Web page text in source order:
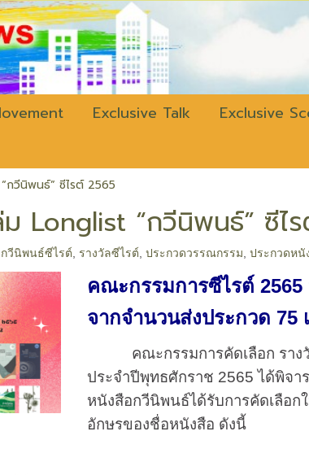
Exclusive Talk Exclusive
กวีนิพนธ์” ซีไรต์ 2565
ม Longlist “กวีนิพนธ์” ซีไ
กวีนิพนธ์ซีไรต์ รางวัลซีไรต์ ,ประกวดวรรณกรรม ,ประกวดหนั
คณะกรรมการซีไรต์
จากจำนวนส่งประกวด 75
คณะกรรมการคัดเลือก รางวัล
ประจำปีพุทธศักราช 2565 ได้พิจ
หนังสือกวีนิพนธ์ได้รับการคัดเลือก
อักษรของชื่อหนังสือ ดังนี้